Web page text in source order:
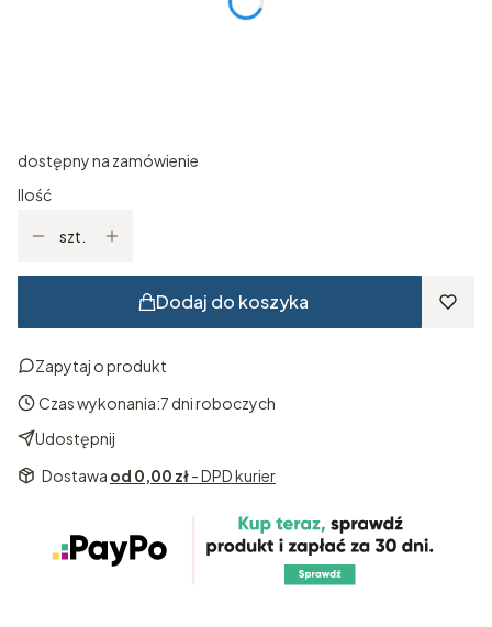
dostępny na zamówienie
Ilość
szt.
Dodaj do koszyka
Zapytaj o produkt
Czas wykonania:7 dni roboczych
Udostępnij
Dostawa od 0,00 zł- DPD kurier